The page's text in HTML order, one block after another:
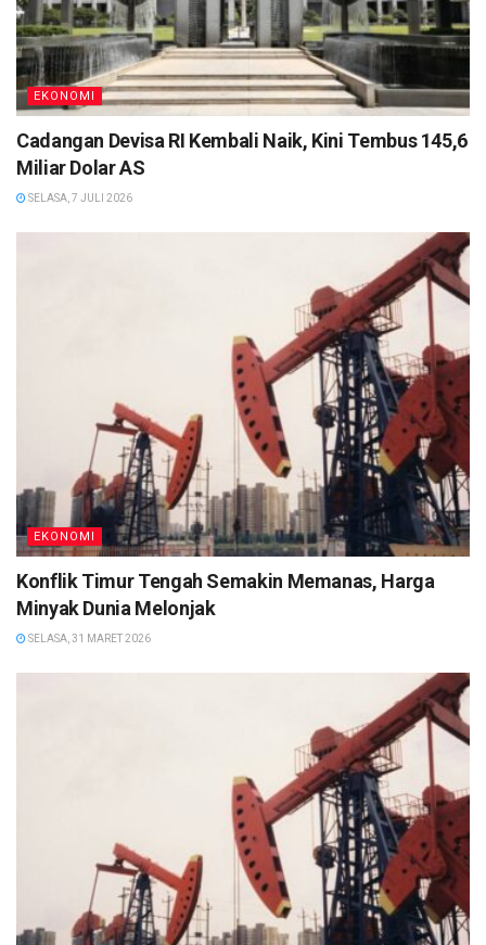
EKONOMI
Cadangan Devisa RI Kembali Naik, Kini Tembus 145,6
Miliar Dolar AS
SELASA, 7 JULI 2026
EKONOMI
Konflik Timur Tengah Semakin Memanas, Harga
Minyak Dunia Melonjak
SELASA, 31 MARET 2026